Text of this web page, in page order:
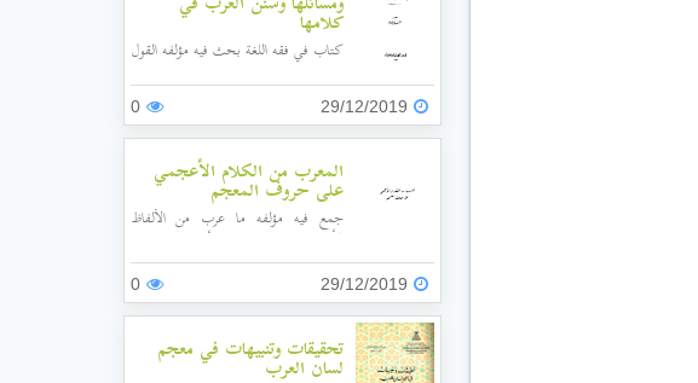
كلامها
كتاب في فقه اللغة بحث فيه مؤلفه القول
الكلام، وأقسامه، وباب الأسماء
والحروف، ومعاني الكلام، وختم بباب
لسنن العرب في حقائق الكلام.
29/12/2019
0
المعرب من الكلام الأعجمي
على حروف المعجم
جمع فيه مؤلفه ما عرب من الألفاظ
الأعجمية، وحرص على أن يبين اللغات
التي أُخذَ منها، وأصول هذه الألفاظ في
تلك اللغات، وسند الأقوال إلى أصحابها.29/12/2019
0
تحقيقات وتنبيهات في معجم
لسان العرب